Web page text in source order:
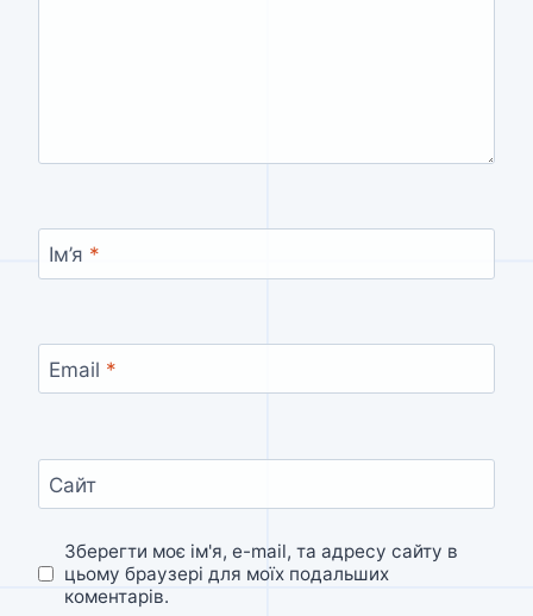
Ім’я *
Email *
Сайт
Зберегти моє ім'я, e-mail, та адресу сайту в
цьому браузері для моїх подальших
коментарів.